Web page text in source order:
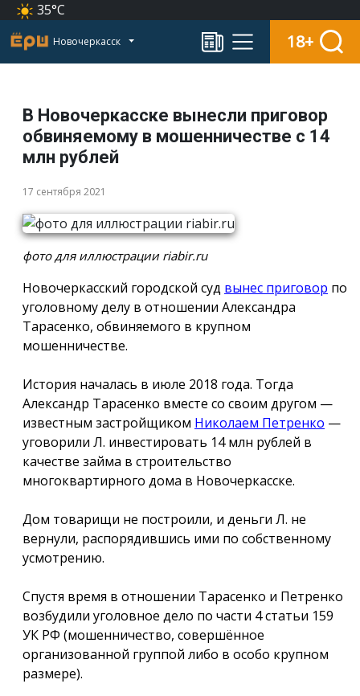
35°C
Новочеркасск 18+
В Новочеркасске вынесли приговор
обвиняемому в мошенничестве с 14
млн рублей
17 сентября 2021
фото для иллюстрации riabir.ru
Новочеркасский городской суд вынес приговор по
уголовному делу в отношении Александра
Тарасенко, обвиняемого в крупном
мошенничестве.
История началась в июле 2018 года. Тогда
Александр Тарасенко вместе со своим другом —
известным застройщиком Николаем Петренко —
уговорили Л. инвестировать 14 млн рублей в
качестве займа в строительство
многоквартирного дома в Новочеркасске.
Дом товарищи не построили, и деньги Л. не
вернули, распорядившись ими по собственному
усмотрению.
Спустя время в отношении Тарасенко и Петренко
возбудили уголовное дело по части 4 статьи 159
УК РФ (мошенничество, совершённое
организованной группой либо в особо крупном
размере).